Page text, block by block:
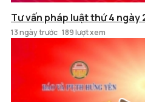
Tư vấn pháp luật thứ 4
13 ngày trước 189 lượt xem